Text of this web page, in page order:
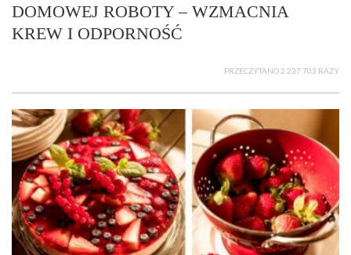
DOMOWEJ ROBOTY – WZMACNIA
KREW I ODPORNOŚĆ
PRZECZYTANO 2 237 703 RAZY